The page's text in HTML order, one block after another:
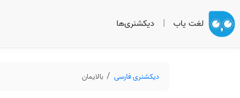
لغت یاب | دیکشنری‌ها
دیکشنری فارسی بالایمان